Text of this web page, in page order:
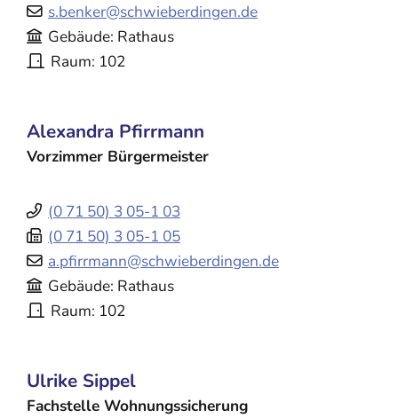
s.benker@schwieberdingen.de
Gebäude Rathaus
Raum 102
Alexandra Pfirrmann
Vorzimmer Bürgermeister
(0 71 50) 3 05-1 03
(0 71 50) 3 05-1 05
a.pfirrmann@schwieberdingen.de
Gebäude Rathaus
Raum 102
Ulrike Sippel
Fachstelle Wohnungssicherung